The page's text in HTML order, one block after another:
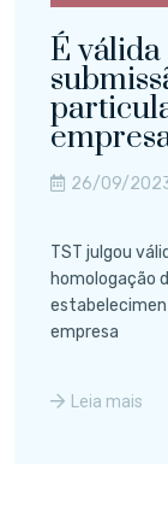
É
26/09/
TST julgou
homologação
empresa
Leia mais